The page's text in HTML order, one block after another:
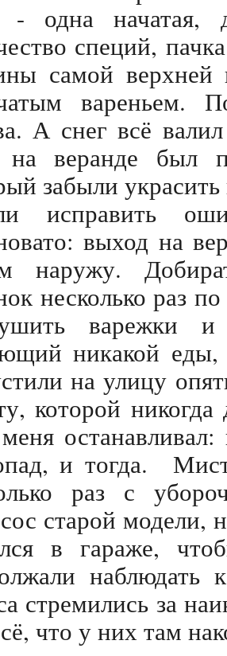
- одна начатая,
специй,
самой верхней
вареньем.
А снег всё
на веранде был
забыли
исправить
выход на
наружу.
несколько раз
варежки
никакой еды,
на улицу
которой
останавливал:
и тогда.
раз с
старой модели,
в гараже,
наблюдать
стремились за
что у них там